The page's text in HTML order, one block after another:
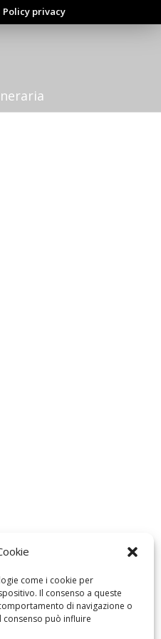
come i cookie per
Il consenso a queste
di navigazione o
consenso può influire
Policy privacy